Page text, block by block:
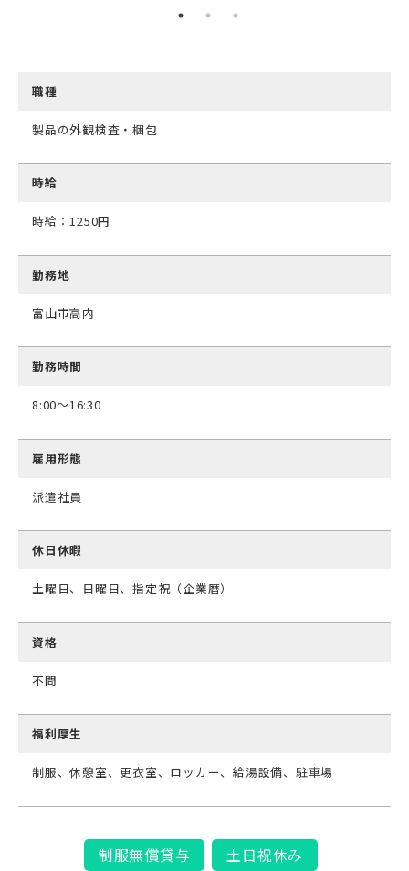
職種
製品の外観検査・梱包
時給
時給：1250円
勤務地
富山市高内
勤務時間
8:00～16:30
雇用形態
派遣社員
休日休暇
土曜日、日曜日、指定祝（企業暦）
資格
不問
福利厚生
制服、休憩室、更衣室、ロッカー、給湯設備、駐車場
制服無償貸与
土日祝休み